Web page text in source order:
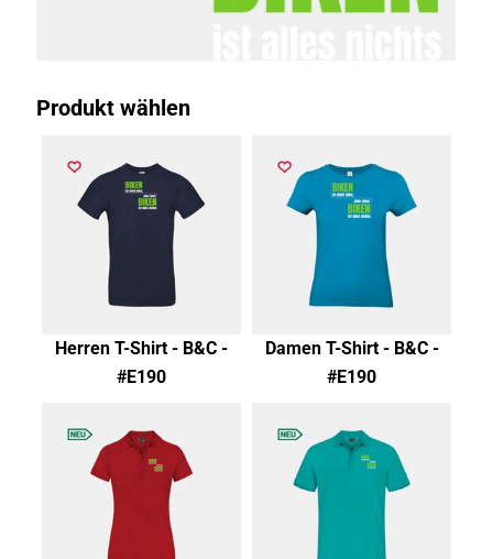
Produkt wählen
Herren T-Shirt - B&C -
#E190
Damen T-Shirt - B&C -
#E190